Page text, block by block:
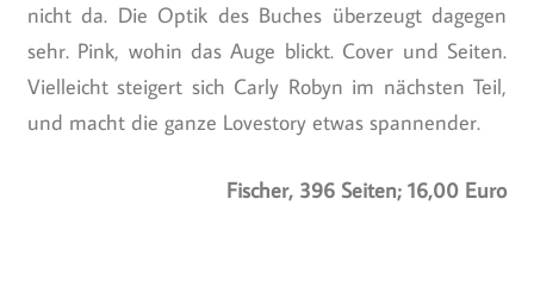
nicht da. Die Optik des Buches überzeugt dagegen
sehr. Pink, wohin das Auge blickt. Cover und Seiten.
Vielleicht steigert sich Carly Robyn im nächsten Teil,
und macht die ganze Lovestory etwas spannender.
Fischer, 396 Seiten; 16,00 Euro